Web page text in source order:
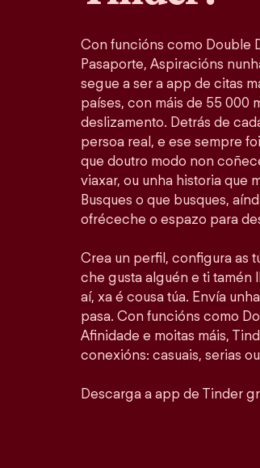
Con funcións como Double
Pasaporte, Aspiracións
segue a ser a app de citas
países, con máis de 55 000
deslizamento. Detrás de
persoa real, e ese sempre
que doutro modo non
viaxar, ou unha historia que
Busques o que busques,
ofréceche o espazo para
Crea un perfil, configura as
che gusta alguén e ti tamén
aí, xa é cousa túa. Envía
pasa. Con funcións como
Afinidade e moitas máis,
conexións: casuais, serias
Descarga a app de Tinder